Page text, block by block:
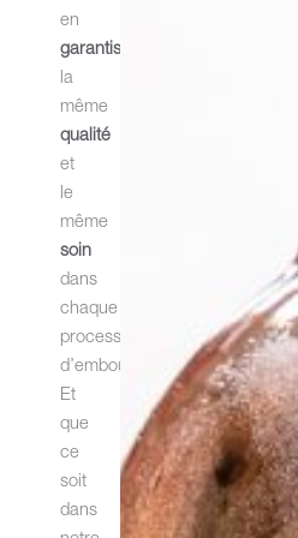
en
garantissant
la
même
qualité
et
le
même
soin
dans
chaque
processus
d’embouteillage.
Et
que
ce
soit
dans